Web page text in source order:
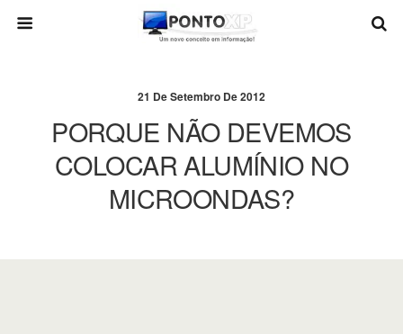
21 De Setembro De 2012
PORQUE NÃO DEVEMOS
COLOCAR ALUMÍNIO NO
MICROONDAS?